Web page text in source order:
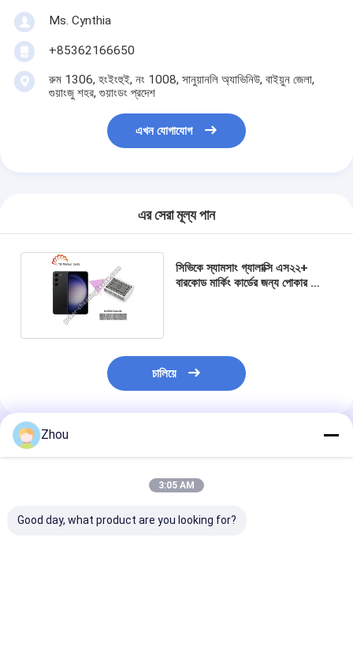
Ms. Cynthia
‪+85362166650‬
রুম 1306, হংইংহুই, নং 1008, সানুয়ানলি অ্যাভিনিউ, বাইয়ুন জেলা,
গুয়াংজু শহর, গুয়াংডং প্রদেশ
এখন যোগাযোগ
এর সেরা মূল্য পান
সিভিকে স্যামসাং গ্যালাক্সি এস২২+
বারকোড মার্কিং কার্ডের জন্য পোকার প্লেিং
চালিয়ে
প্রস্তাবিত পণ্য
Zhou
3:05 AM
Good day, what product are you looking for?